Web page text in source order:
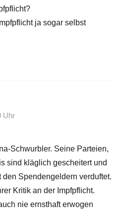
ja sogar selbst
Uhr
Schwurbler. Seine Parteien,
sind kläglich gescheitert und
Spendengeldern verduftet.
Kritik an der Impfpflicht.
nie ernsthaft erwogen